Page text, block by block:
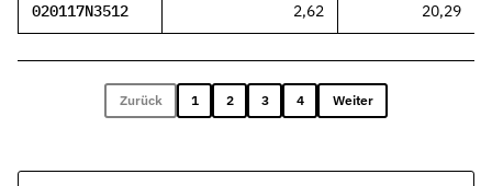
020117N3512 2,62 20,29
Zurück 1 2 3 4 Weiter